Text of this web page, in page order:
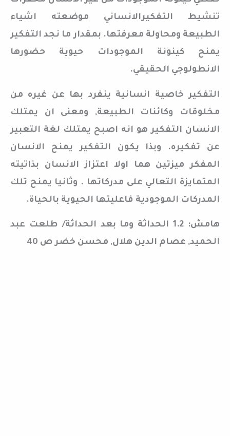
تنشيط التفكيرالانساني موضعته اشياء
الطبيعة ومحاولة معرفتها. بمقدار ما نجد التفكير
يمنح كينونة الموجودات حيوية حضورها
الانطولوجي الحقيقي.
التفكير خاصية انسانية ينفرد بها عن غيره من
مخلوقات وكائنات الطبيعة, ومعنى ان يمتلك
الانسان التفكير هو انه اصبح يمتلك لغة التعبير
عن تفكيره. وبذا يكون التفكير يمنح الانسان
المفكر ميزتين هما اولا اعتزاز الانسان بذاتيته
المتمايزة التعالي على مدركاتها . وثانيا يمنح تلك
المدركات الموجودية فاعليتها الحيوية بالحياة.
هامش: 1.2 الحداثة وما بعد الحداثة/ طلعت عبد
الحميد, عصام الدين هلال, محسن خضر ص 40